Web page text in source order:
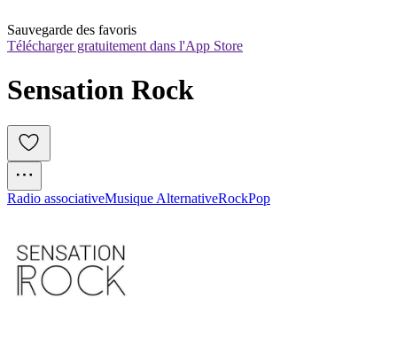
Sauvegarde des favoris
Télécharger gratuitement dans l'App Store
Sensation Rock
Radio associativeMusique AlternativeRockPop